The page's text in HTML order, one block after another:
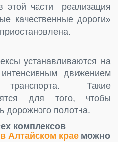
этой части реализация
качественные дороги»
устанавливаются на
движением
транспорта. Такие
для того, чтобы
дорожного полотна.
комплексов
в Алтайском крае можно